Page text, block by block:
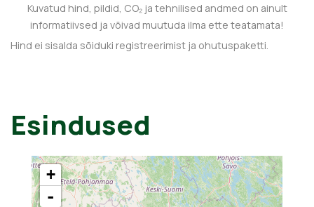
Kuvatud hind, pildid, CO₂ ja tehnilised andmed on ainult
informatiivsed ja võivad muutuda ilma ette teatamata!
Hind ei sisalda sõiduki registreerimist ja ohutuspaketti.
Esindused
+
-